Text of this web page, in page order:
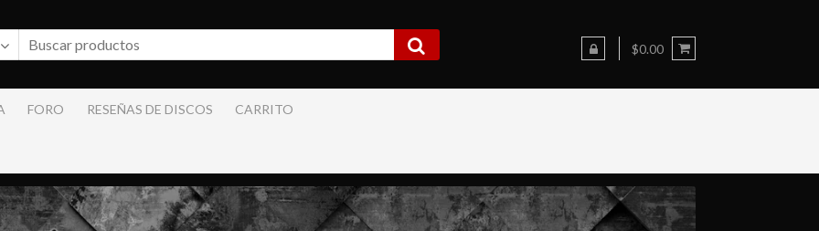
$0.00
FORO RESEÑAS DE DISCOS CARRITO